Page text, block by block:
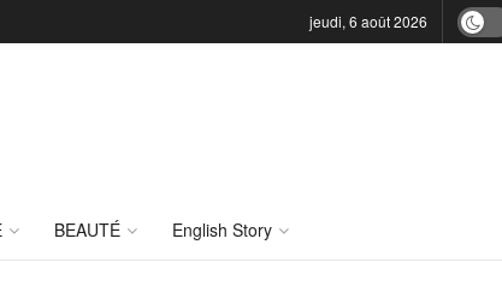
jeudi, 6 août 2026
BEAUTÉ English Story